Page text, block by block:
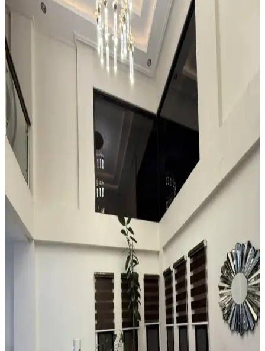
Dekorasyon İpuçları
Kahvaltı köşelerinde ahşap ve sentetik deri sandalyeler, dayanıklılık
ve temizlik kolaylığı sunar. Minder ve özel tasarım halılarla konfor
ve estetik dengelenir, mekanın atmosferi güçlenir.
Teal Renkli Sandalyenin Halı ve Dolapla
Uyumunda Renk Tonları ve Aksesuarların Rolü
Teal renkli sandalyenin halı ve dolapla uyumu, doğru renk tonları ve
aksesuar seçimiyle sağlanır. Halıdaki mavi-yeşil alt tonlar ve sıcak
ahşap dolap, teal rengini öne çıkarır, aksesuarlar ise denge oluşturur.
Küçük ve Garip Şekilli Giriş Alanları İçin Dayanıklı
ve Estetik Halı Seçimi Rehberi
Küçük ve garip şekilli girişlerde suya dayanıklı, özel kesim veya
modüler halılarla estetik ve işlevsel çözümler sunulur. Ayakkabı
düzenleyicilerle alan düzeni sağlanır.
Boho Maksimalist Oturma Odası Tasarımında
Bitkiler ve Renklerin Rolü
Boho maksimalist oturma odasında turuncu duvarlar, kültürel
maskeler, canlı bitkiler ve doğru halı seçimiyle sıcak, dengeli ve
estetik bir yaşam alanı oluşturuluyor.
Alan Halısı Seçiminde Mekân Uyumu ve UV
Korumasının Önemi Üzerine Detaylı Rehber